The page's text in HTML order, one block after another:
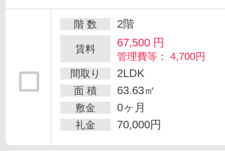
階 数 2階
賃料 67,500 円
管理費等： 4,700円
間取り
2LDK
面 積 63.63㎡
敷金 0ヶ月
礼金 70,000円